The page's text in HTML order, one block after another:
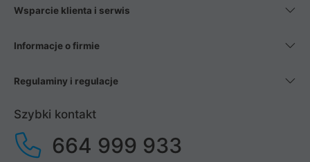
Wsparcie klienta i serwis
Informacje o firmie
Regulaminy i regulacje
Szybki kontakt
664 999 933